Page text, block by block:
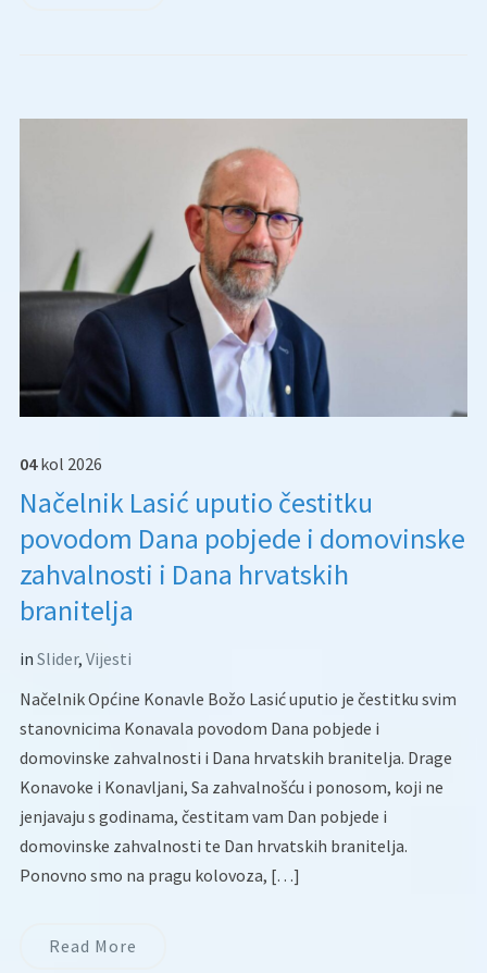
04 kol 2026
Načelnik Lasić uputio čestitku
povodom Dana pobjede i domovinske
zahvalnosti i Dana hrvatskih
branitelja
in Slider, Vijesti
Načelnik Općine Konavle Božo Lasić uputio je čestitku svim
stanovnicima Konavala povodom Dana pobjede i
domovinske zahvalnosti i Dana hrvatskih branitelja. Drage
Konavoke i Konavljani, Sa zahvalnošću i ponosom, koji ne
jenjavaju s godinama, čestitam vam Dan pobjede i
domovinske zahvalnosti te Dan hrvatskih branitelja.
Ponovno smo na pragu kolovoza, […]
Read More